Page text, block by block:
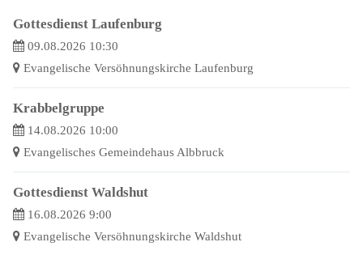
Gottesdienst Laufenburg
09.08.2026 10:30
Evangelische Versöhnungskirche Laufenburg
Krabbelgruppe
14.08.2026 10:00
Evangelisches Gemeindehaus Albbruck
Gottesdienst Waldshut
16.08.2026 9:00
Evangelische Versöhnungskirche Waldshut